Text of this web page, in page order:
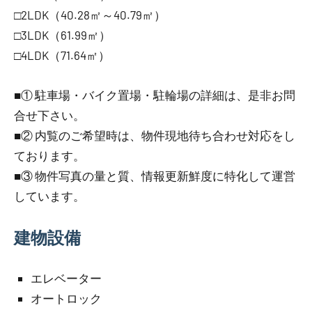
□2LDK（40.28㎡～40.79㎡）
□3LDK（61.99㎡）
□4LDK（71.64㎡）
■① 駐車場・バイク置場・駐輪場の詳細は、是非お問
合せ下さい。
■② 内覧のご希望時は、物件現地待ち合わせ対応をし
ております。
■③ 物件写真の量と質、情報更新鮮度に特化して運営
しています。
建物設備
エレベーター
オートロック